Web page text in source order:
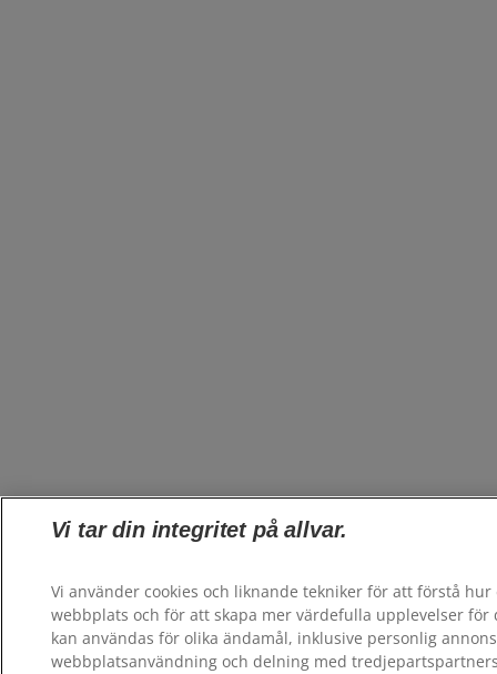
Vi tar din integritet på allvar.
Vi använder cookies och liknande tekniker för att förstå
webbplats och för att skapa mer värdefulla upplevelser för
kan användas för olika ändamål, inklusive personlig
webbplatsanvändning och delning med